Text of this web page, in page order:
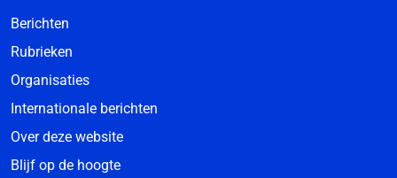
Berichten
Rubrieken
Organisaties
Internationale berichten
Over deze website
Blijf op de hoogte